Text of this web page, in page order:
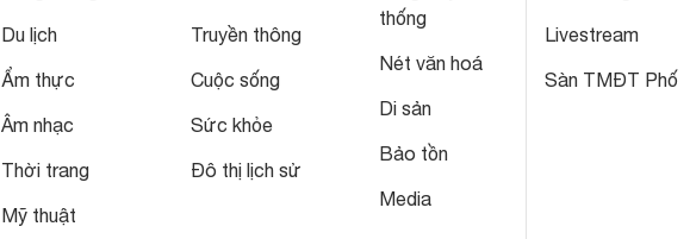
Du lịch
Ẩm thực
Âm nhạc
Thời trang
Mỹ thuật
Truyền thông
Cuộc sống
Sức khỏe
Đô thị lịch sử
thống
Nét văn hoá
Di sản
Bảo tồn
Media
Livestream
Sàn TMĐT Phố